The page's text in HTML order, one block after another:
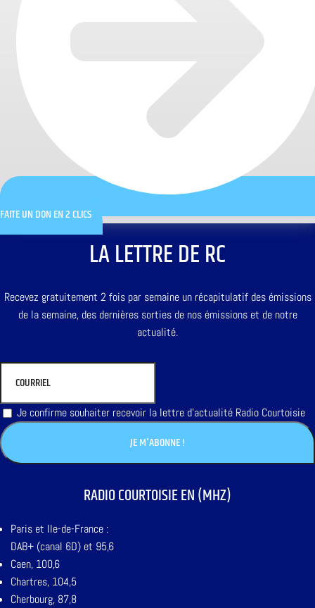
FAITE UN DON EN 2 CLICS
LA LETTRE DE RC
Recevez gratuitement 2 fois par semaine un récapitulatif des émissions
de la semaine, des dernières sorties de nos émissions et de notre
actualité.
Je confirme souhaiter recevoir la lettre d'actualité Radio Courtoisie
RADIO COURTOISIE EN (MHZ)
Paris et Ile-de-France :
DAB+ (canal 6D) et 95,6
Caen, 100,6
Chartres, 104,5
Cherbourg, 87,8